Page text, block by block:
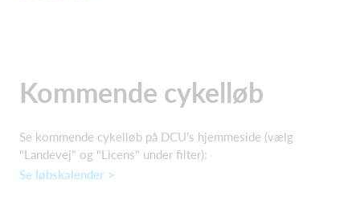
Kommende cykelløb
Se kommende cykelløb på DCU's hjemmeside (vælg
"Landevej" og "Licens" under filter):
Se løbskalender >